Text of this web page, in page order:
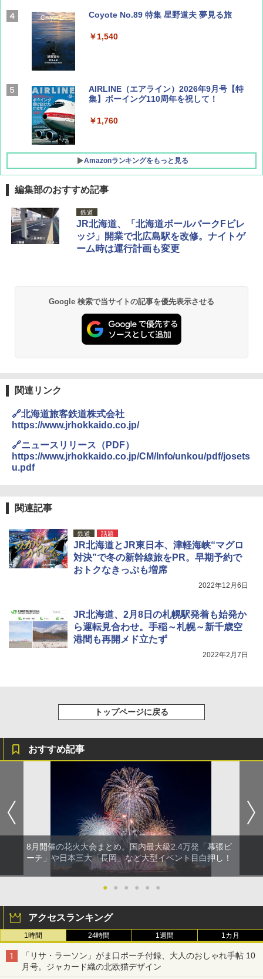
Coyote No.89 特集 星野道夫 夢見る旅
￥1,540
AIRLINE（エアライン）2026年9月号【特
集】ボーイング110周年を祝して！
￥1,760
Amazonランキングをもっと見る
D40 地球の歩き方 チェンマイ タイ北部の魅
力的な町 2026～2027 地球の歩き方D アジア
￥2,079
￥2,479
地球の歩き方 スター・ウォーズ
A26 地球の歩き方 チェコ ポーランド スロヴ
ァキア 2026～2027 地球の歩き方A ヨーロッ
パ
￥1,540
[キャンパーズコレクション 山善] ポップアッ
プテント 傘みたいに広げて畳める パッとサ
ッとサンシェード キューブ フルクローズ メ
ッシュ 簡単設置 ワンタッチテント キャンプ
&ハイキング カーキ PATC-150(KH)
PYKES PEAK (パイクスピーク) 着替えテン
ト プライバシー テント 【中が透けない】 1
人用 折りたたみ 防災グッズ 災害用トイレ ビ
ーチ ピクニック ポップアップテント 携帯 簡
易 トイレテント (ブラック)
テント ワンタッチ RENEW 幅200 2-3人用 43
500002(88859)
￥5,999
￥9,990
[キャンパーズコレクション 山善] 傘みたいに
広げるだけ パッとサッとテント キューブ ブ
ラックコーティング フルクローズ メッシュ 3
0B エクルベージュ
￥10,990
BUNDOK(バンドック)ソロ ドーム 1 EX BDK
-08EX カーキ ソロキャンプ ポリエステル フ
レーム テント
￥14,800
GRANDOOR ステンレス保冷剤 2個セット 2
コンパクト 保冷力長持ち
￥2,980
DEWEL パラソル 大型 ビーチ アウトドアパ
￥6,459
熊撃退スプレー 熊よけスプレー 熊スプレー
【日本企業販売】超強力クマ対策スプレー 30
￥3,680
ポインターライト 強力 小型 緑色/赤色/青紫色
USB充電式 高精度 超長距離照射 長時間使用
可能 安全ロック付き 高安全性 金属製耐久 コ
ア/オフィス/教育現場/展示会用 緑
￥1,180
編集部のおすすめ記事
鉄道
JR北海道、「北海道ボールパークFビレ
ッジ」開業で北広島駅を改修。ナイトゲ
ーム時は運行計画も変更
Google 検索で当サイトの記事を優先表示させる
関連リンク
🔗北海道旅客鉄道株式会社
https://www.jrhokkaido.co.jp/
🔗ニュースリリース（PDF）
https://www.jrhokkaido.co.jp/CM/Info/unkou/pdf/josets
u.pdf
関連記事
鉄道 話題
JR北海道とJR東日本、津軽海峡“マグロ
対決”で冬の新幹線旅をPR。早期予約で
おトクなきっぷも増席
2022年12月6日
JR北海道、2月8日の札幌駅発着も始発か
ら運転見合わせ。手稲～札幌～新千歳空
港間も再開メド立たず
2022年2月7日
トップページに戻る
おすすめ記事
8月開催の花火大会まとめ。国内最大級2.4万発「幕張ビ
ーチ」や日本三大「長岡」など大型イベント目白押し！
● ● ● ● ● ●
アクセスランキング
1時間 24時間 1週間 1カ月
「リサ・ラーソン」がま口ポーチ付録、大人のおしゃれ手帖 10
月号。ジャカード織の北欧猫デザイン